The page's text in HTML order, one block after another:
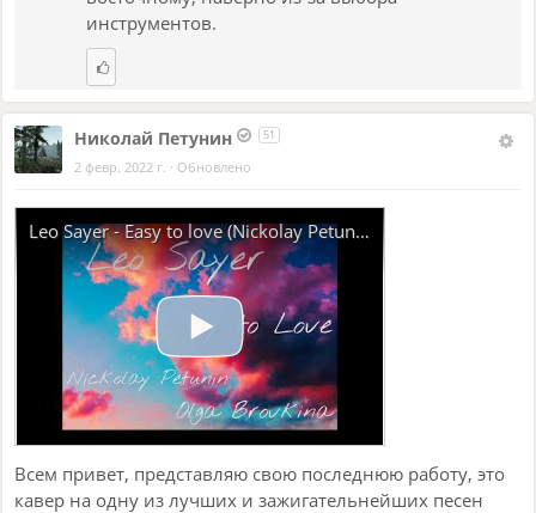
инструментов.
Николай Петунин 51
2 февр. 2022 г. · Обновлено
Leo Sayer - Easy to love (Nickolay Petunin's cover)
Всем привет, представляю свою последнюю работу, это
кавер на одну из лучших и зажигательнейших песен